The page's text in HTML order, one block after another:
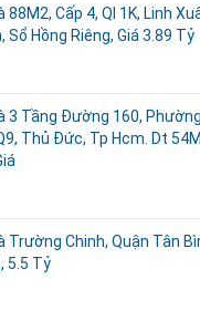
88M2, Cấp 4, Ql 1K, Linh
Sổ Hồng Riêng, Giá 3.89 Tỷ
3 Tầng Đường 160,
Thủ Đức, Tp Hcm. Dt
Trường Chinh, Quận Tân
5.5 Tỷ